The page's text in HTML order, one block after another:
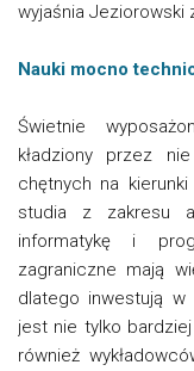
wyjaśnia Jeziorowski
Nauki mocno
Świetnie
kładziony przez
chętnych na
studia z zakresu
informatykę i
zagraniczne mają
dlatego inwestują w
jest nie tylko
również